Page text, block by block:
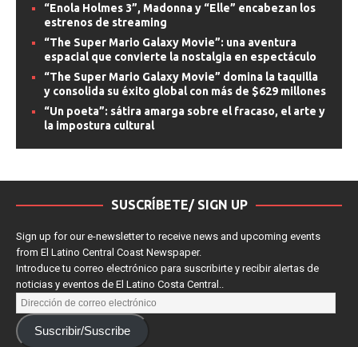
una vez más nos muestra porque es uno de los mejores
directores de su generación porque nos regala una
adaptación monumental que combina el espectáculo del
IMAX, con una[...]
“Enola Holmes 3”, Madonna y “Elle” encabezan los
estrenos de streaming
“The Super Mario Galaxy Movie”: una aventura
espacial que convierte la nostalgia en espectáculo
la impostura cultural
SUSCRÍBETE/ SIGN UP
Sign up for our e-newsletter to receive news and upcoming events
from El Latino Central Coast Newspaper.